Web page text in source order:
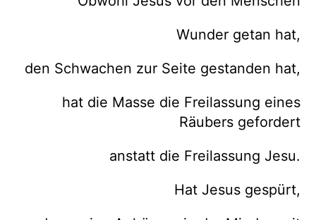
Wunder getan hat,
den Schwachen zur Seite gestanden hat,
hat die Masse die Freilassung eines
Räubers gefordert
anstatt die Freilassung Jesu.
Hat Jesus gespürt,